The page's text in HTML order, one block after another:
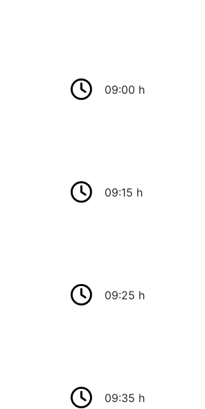
09:00 h
09:15 h
09:25 h
09:35 h